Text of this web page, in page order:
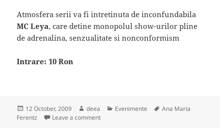
Atmosfera serii va fi intretinuta de inconfundabila
MC Leya, care detine monopolul show-urilor pline
de adrenalina, senzualitate si nonconformism
Intrare: 10 Ron
Posted
on
12 October, 2009 Author
deea Categories
Evenimente Tags
Ana Maria
Ferentz
Leave a commenton Ana Maria Ferentz canta in Twice